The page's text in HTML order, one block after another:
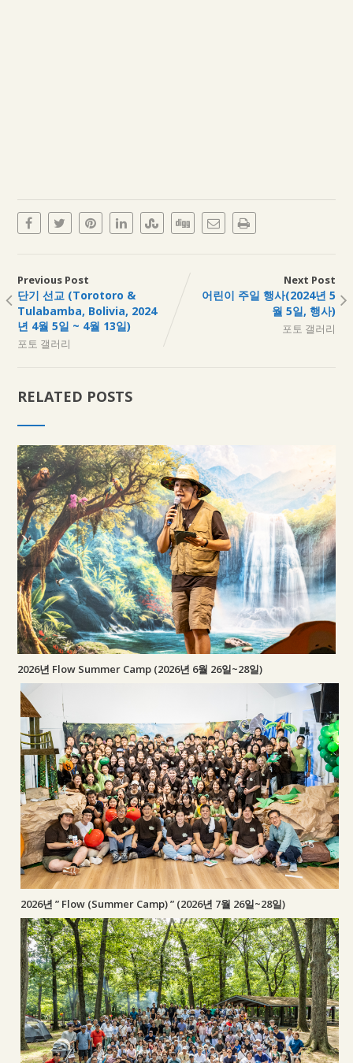
Previous Post
단기 선교 (Torotoro &
Tulabamba, Bolivia, 2024
년 4월 5일 ~ 4월 13일)
포토 갤러리
Next Post
어린이 주일 행사(2024년 5
월 5일, 행사)
포토 갤러리
RELATED POSTS
2026년 Flow Summer Camp (2026년 6월 26일~28일)
2026년 ” Flow (Summer Camp) ” (2026년 7월 26일~28일)